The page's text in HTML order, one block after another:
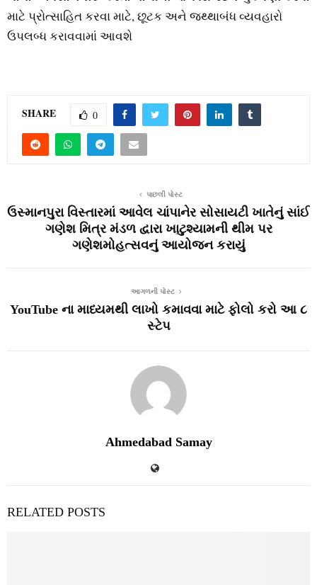
માટે પ્રોત્‍સાહિત કરવા માટે, છૂટક અને જથ્‍થાબંધ વ્‍યવહારો
ઉપલબ્‍ધ કરાવવામાં આવશે
SHARE 0
પાછલી પોસ્ટ
ઉસ્માનપુરા વિસ્તારમાં આવેલ ચાંપાનેર સોસાયટી ખાતેનું સાંઈ
ગણેશ મિત્ર મંડળ દ્વારા ખાટુશ્યામની થીમ પર
ગણેશમોહત્સવનું આયોજન કરાયું
આગળની પોસ્ટ
YouTube ના માધ્યમથી લાખો કમાવવા માટે ફોલો કરો આ ૮
સ્ટેપ
Ahmedabad Samay
RELATED POSTS